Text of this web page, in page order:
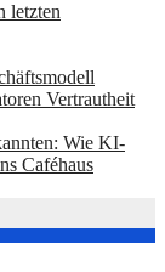
letzten
Vertrautheit
Wie KI-
Caféhaus